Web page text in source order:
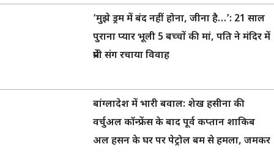
‘मुझे ड्रम में बंद नहीं होना, जीना है…’: 21 साल
पुराना प्यार भूली 5 बच्चों की मां, पति ने मंदिर में
प्रेमी संग रचाया विवाह
बांग्लादेश में भारी बवाल: शेख हसीना की
वर्चुअल कॉन्फ्रेंस के बाद पूर्व कप्तान शाकिब
अल हसन के घर पर पेट्रोल बम से हमला, जमकर